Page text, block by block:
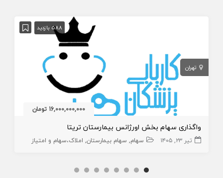
588 بازدید
تهران
16,000,000,000 تومان
واگذاری سهام بخش اورژانس بیمارستان تریتا
تیر ۲۳, ۱۴۰۵ سهام سهام بیمارستان املاک،سهام و امتیاز